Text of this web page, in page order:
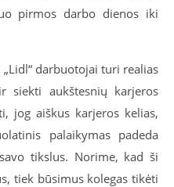
pirmos darbo dienos iki
darbuotojai turi realias
siekti aukštesnių karjeros
jog aiškus karjeros kelias,
palaikymas padeda
tikslus. Norime, kad ši
tiek būsimus kolegas tikėti